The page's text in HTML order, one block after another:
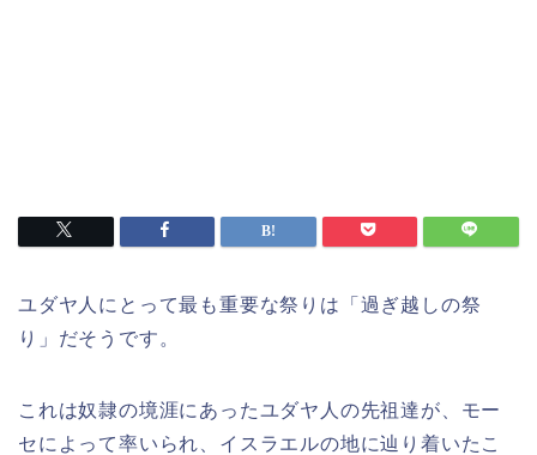
ユダヤ人にとって最も重要な祭りは「過ぎ越しの祭
り」だそうです。
これは奴隷の境涯にあったユダヤ人の先祖達が、モー
セによって率いられ、イスラエルの地に辿り着いたこ